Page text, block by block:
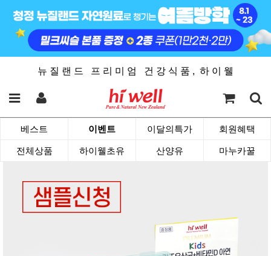
뉴 질 랜 드 프 리 미 엄 건 강 식 품 , 하 이 웰
베스트 이벤트 이달의특가 회원혜택
전체상품 하이웰초유 산양유 마누카꿀